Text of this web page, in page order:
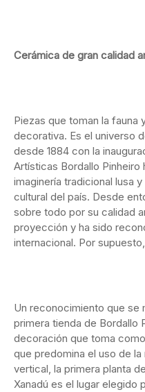
Cerámica de gran calidad
Piezas que toman la fauna
decorativa. Es el universo
desde 1884 con la
Artísticas Bordallo
imaginería tradicional lusa
cultural del país. Desde
sobre todo por su calidad
proyección y ha sido
internacional. Por
Un reconocimiento que se
primera tienda de Bordallo
decoración que toma
que predomina el uso de
vertical, la primera planta
Xanadú es el lugar elegido